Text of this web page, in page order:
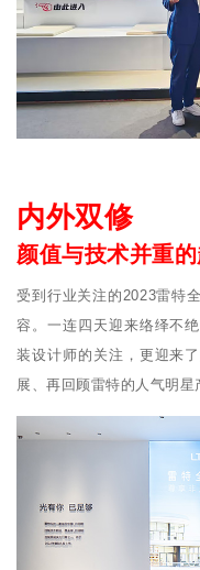
内外双修
颜值与技术并重
受到行业关注的2023雷特
容。一连四天迎来络绎不
装设计师的关注，更迎来
展、再回顾雷特的人气明